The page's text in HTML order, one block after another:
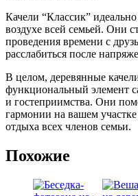
Качели “Классик”
воздухе всей семьей. Они
проведения времени с
расслабиться после
В целом, деревянные
функциональный элемент
и гостеприимства. Они
гармонии на вашем
отдыха всех членов семьи.
Похожие